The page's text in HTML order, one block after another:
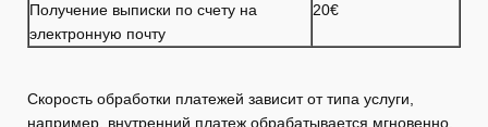
Получение выписки по счету на
электронную почту
20€
Скорость обработки платежей зависит от типа услуги,
например, внутренний платеж обрабатывается мгновенно,